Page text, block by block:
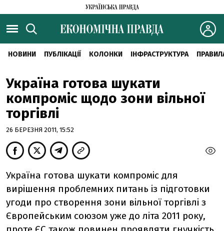
НОВИНИ ПУБЛІКАЦІЇ КОЛОНКИ ІНФРАСТРУКТУРА
Україна готова шукати
компромiс щодо зони вiльної
торгiвлi
26 БЕРЕЗНЯ 2011, 15:52
Україна готова шукати компромiс для
вирiшення проблемних питань iз пiдготовки
угоди про створення зони вiльної торгiвлi з
Європейським союзом уже до лiта 2011 року,